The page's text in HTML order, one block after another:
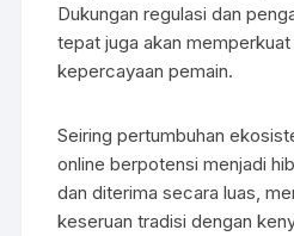
Dukungan regulasi dan
tepat juga akan memperkuat
kepercayaan pemain.
Seiring pertumbuhan
online berpotensi menjadi
dan diterima secara luas,
keseruan tradisi dengan